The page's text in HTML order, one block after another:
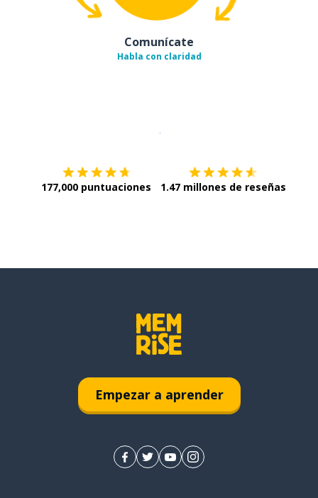
Comunícate
Habla con claridad
177,000 puntuaciones 1.47 millones de reseñas
Empezar a aprender